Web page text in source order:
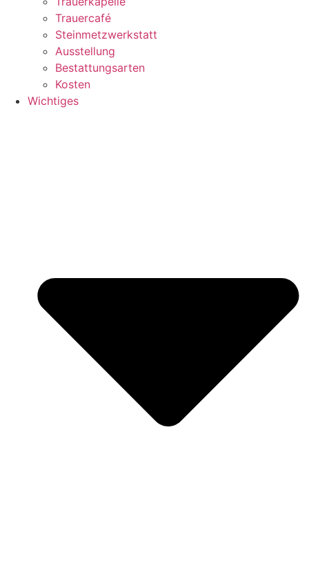
Trauercafé
Steinmetzwerkstatt
Ausstellung
Bestattungsarten
Kosten
Wichtiges